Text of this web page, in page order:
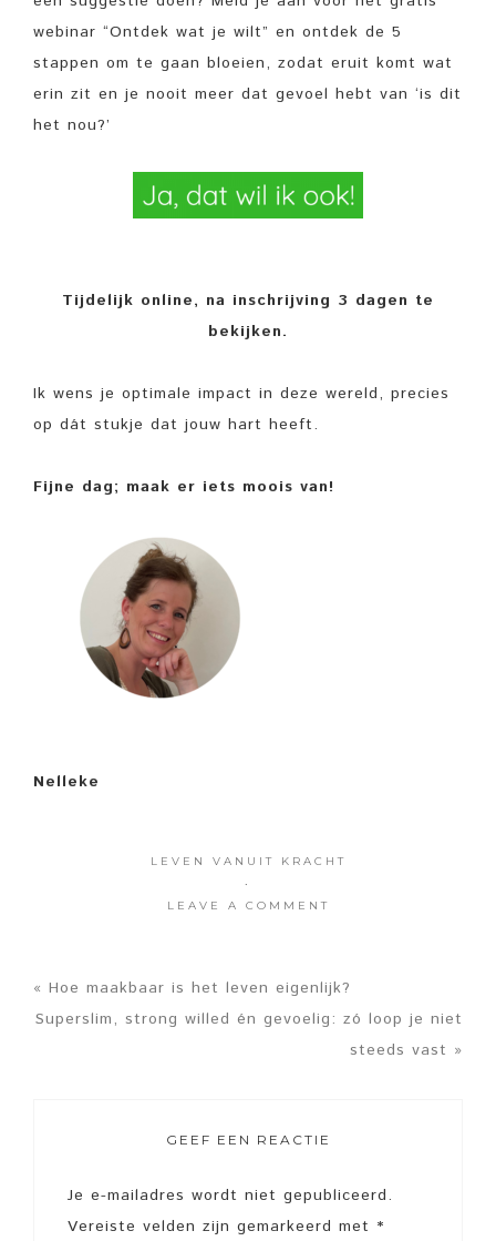
webinar “Ontdek wat je wilt” en ontdek de 5
stappen om te gaan bloeien, zodat eruit komt wat
erin zit en je nooit meer dat gevoel hebt van ‘is dit
het nou?’
Tijdelijk online, na inschrijving 3 dagen te
bekijken.
Ik wens je optimale impact in deze wereld, precies
op dát stukje dat jouw hart heeft.
Fijne dag; maak er iets moois van!
Nelleke
LEVEN VANUIT KRACHT
·
LEAVE A COMMENT
« Hoe maakbaar is het leven eigenlijk?
Superslim, strong willed én gevoelig: zó loop je niet
steeds vast »
GEEF EEN REACTIE
Je e-mailadres wordt niet gepubliceerd.
Vereiste velden zijn gemarkeerd met *